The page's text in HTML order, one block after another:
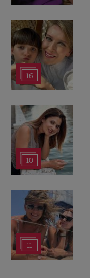
16
10
11